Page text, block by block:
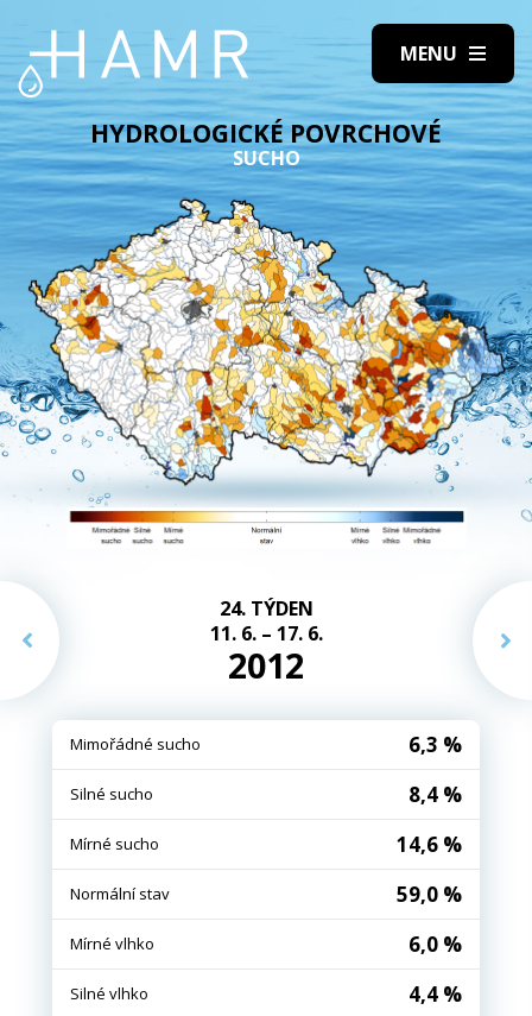
HYDROLOGICKÉ POVRCHOVÉ
SUCHO
24. TÝDEN
11. 6. – 17. 6.
2012
Mimořádné sucho 6,3 %
Silné sucho 8,4 %
Mírné sucho 14,6 %
Normální stav 59,0 %
Mírné vlhko 6,0 %
Silné vlhko 4,4 %